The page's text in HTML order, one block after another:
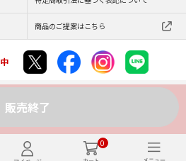
0
販売終了
商品のご提案はこちら